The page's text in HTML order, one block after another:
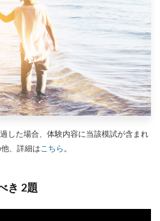
した場合、体験内容に当該模試が含まれ
、詳細はこちら 。
き 2題